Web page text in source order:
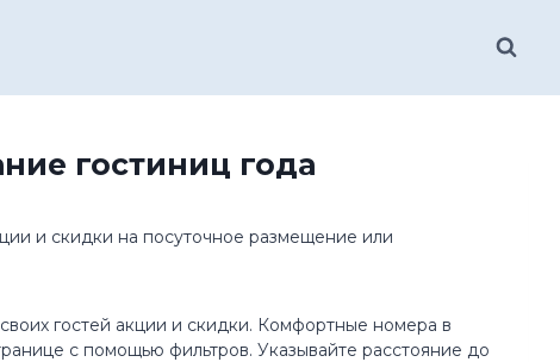
гостиниц года
и скидки на посуточное размещение или
гостей акции и скидки. Комфортные номера в
с помощью фильтров. Указывайте расстояние до